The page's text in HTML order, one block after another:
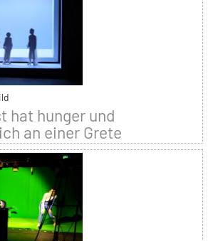
hat hunger und
an einer Grete